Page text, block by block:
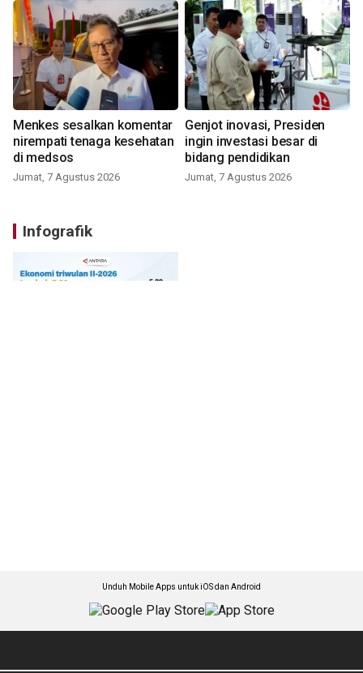
Menkes sesalkan komentar
nirempati tenaga kesehatan
di medsos
Jumat, 7 Agustus 2026
Genjot inovasi, Presiden
ingin investasi besar di
bidang pendidikan
Jumat, 7 Agustus 2026
Infografik
Unduh Mobile Apps untuk iOS dan Android